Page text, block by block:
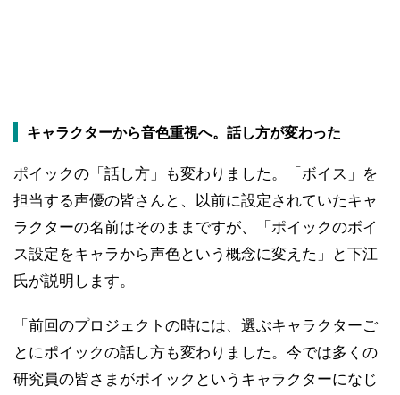
キャラクターから音色重視へ。話し方が変わった
ポイックの「話し方」も変わりました。「ボイス」を
担当する声優の皆さんと、以前に設定されていたキャ
ラクターの名前はそのままですが、「ポイックのボイ
ス設定をキャラから声色という概念に変えた」と下江
氏が説明します。
「前回のプロジェクトの時には、選ぶキャラクターご
とにポイックの話し方も変わりました。今では多くの
研究員の皆さまがポイックというキャラクターになじ